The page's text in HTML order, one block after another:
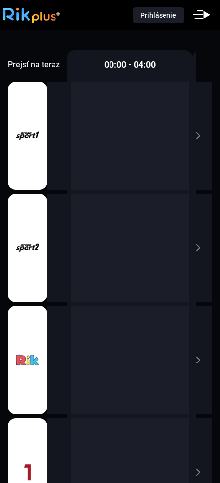
Prihlásenie
Prejsť na teraz 00:00 - 04:00